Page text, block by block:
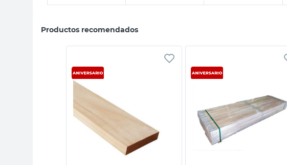
Productos recomendados
Vista rápida